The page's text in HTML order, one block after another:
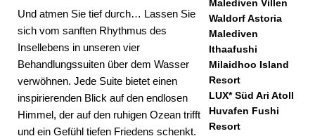
Und atmen Sie tief durch… Lassen Sie
sich vom sanften Rhythmus des
Insellebens in unseren vier
Behandlungssuiten über dem Wasser
verwöhnen. Jede Suite bietet einen
inspirierenden Blick auf den endlosen
Himmel, der auf den ruhigen Ozean trifft
und ein Gefühl tiefen Friedens schenkt.
Malediven Villen
Waldorf Astoria
Malediven
Ithaafushi
Milaidhoo Island
Resort
LUX* Süd Ari Atoll
Huvafen Fushi
Resort